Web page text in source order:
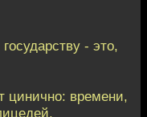
- это,
цинично: времени,